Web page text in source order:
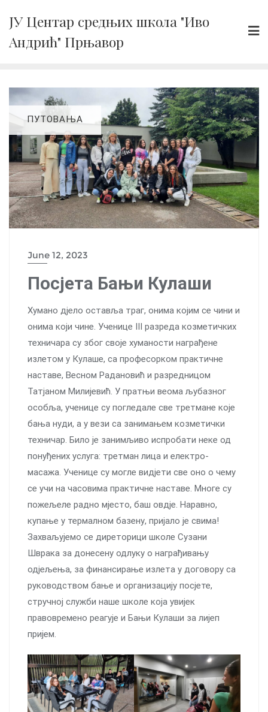
content
ЈУ Центар средњих школа "Иво
Андрић" Прњавор
ПУТОВАЊА
June 12, 2023
Посјета Бањи Кулаши
Хумано дјело оставља траг, онима којим се чини и
онима који чине. Ученице III разреда козметичких
техничара су због своје хуманости награђене
излетом у Кулаше, са професорком практичне
наставе, Весном Радановић и разредницом
Татјаном Милијевић. У пратњи веома љубазног
особља, ученице су погледале све третмане које
бања нуди, а у вези са занимањем козметички
техничар. Било је занимљиво испробати неке од
понуђених услуга: третман лица и електро-
масажа. Ученице су могле видјети све оно о чему
се учи на часовима практичне наставе. Многе су
пожељеле радно мјесто, баш овдје. Наравно,
купање у термалном базену, пријало је свима!
Захваљујемо се диреторици школе Сузани
Шврака за донесену одлуку о награђивању
одјељења, за финансирање излета у договору са
руководством бање и организацију посјете,
стручној служби наше школе која увијек
правовремено реагује и Бањи Кулаши за лијеп
пријем.